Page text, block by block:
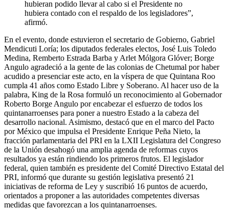
hubieran podido llevar al cabo si el Presidente no
hubiera contado con el respaldo de los legisladores”,
afirmó.
En el evento, donde estuvieron el secretario de Gobierno, Gabriel
Mendicuti Loría; los diputados federales electos, José Luis Toledo
Medina, Remberto Estrada Barba y Arlet Mólgora Glóver; Borge
Angulo agradeció a la gente de las colonias de Chetumal por haber
acudido a presenciar este acto, en la víspera de que Quintana Roo
cumpla 41 años como Estado Libre y Soberano. Al hacer uso de la
palabra, King de la Rosa formuló un reconocimiento al Gobernador
Roberto Borge Angulo por encabezar el esfuerzo de todos los
quintanarroenses para poner a nuestro Estado a la cabeza del
desarrollo nacional. Asimismo, destacó que en el marco del Pacto
por México que impulsa el Presidente Enrique Peña Nieto, la
fracción parlamentaria del PRI en la LXII Legislatura del Congreso
de la Unión desahogó una amplia agenda de reformas cuyos
resultados ya están rindiendo los primeros frutos. El legislador
federal, quien también es presidente del Comité Directivo Estatal del
PRI, informó que durante su gestión legislativa presentó 21
iniciativas de reforma de Ley y suscribió 16 puntos de acuerdo,
orientados a proponer a las autoridades competentes diversas
medidas que favorezcan a los quintanarroenses.